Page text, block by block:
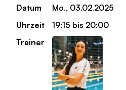
Datum
Mo., 03.02.2025
Uhrzeit
19:15 bis 20:00
Trainer